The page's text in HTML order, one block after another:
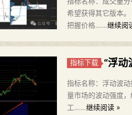
希望获得其它版本
把握价格……继续阅
指标下载 “​浮
指标名称：浮动波
量市场的波动强度
工……继续阅读 »